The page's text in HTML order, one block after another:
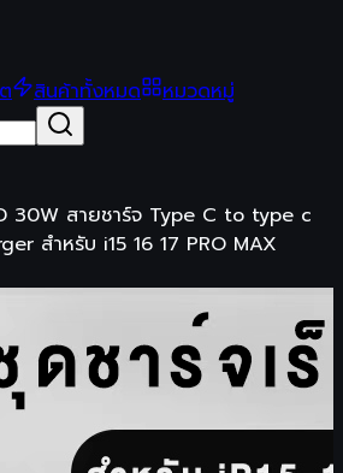
สินค้าทั้งหมด หมวดหมู่
30W สายชาร์จ Type C to type c
สำหรับ i15 16 17 PRO MAX